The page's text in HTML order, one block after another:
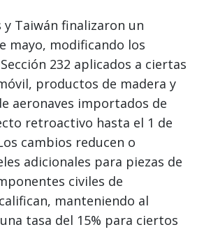
y Taiwán finalizaron un
mayo, modificando los
232 aplicados a ciertas
productos de madera y
aeronaves importados de
retroactivo hasta el 1 de
cambios reducen o
adicionales para piezas de
civiles de
manteniendo al
tasa del 15% para ciertos